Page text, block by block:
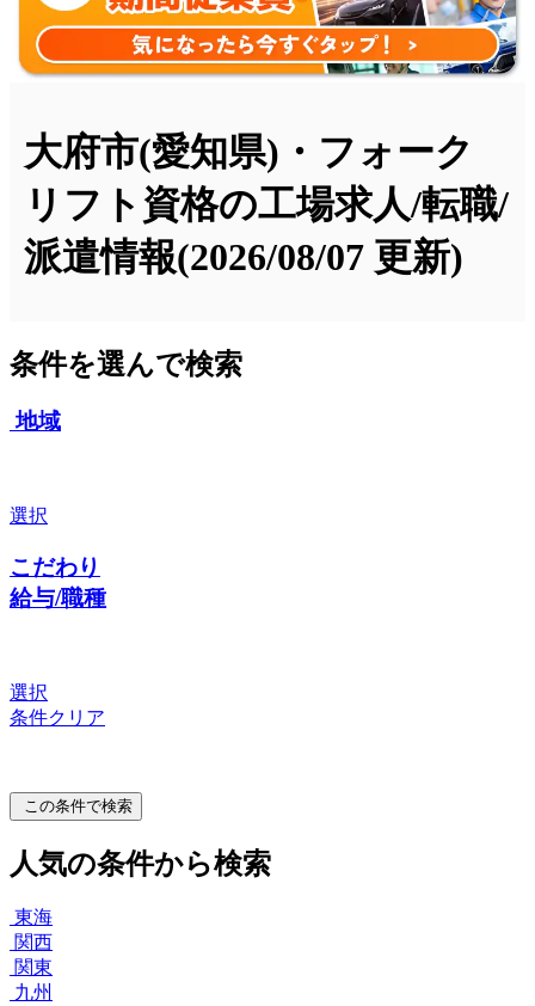
大府市(愛知県)・フォーク
リフト資格の工場求人/転職/
派遣情報(2026/08/07 更新)
条件を選んで検索
地域
選択
こだわり
給与/職種
選択
条件クリア
この条件で検索
人気の条件から検索
東海
関西
関東
九州